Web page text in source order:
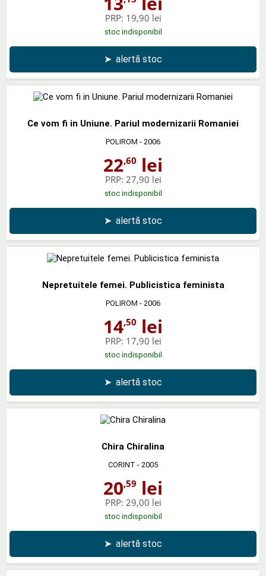
PRP: 19,90 lei
stoc indisponibil
➤ alertă stoc
Ce vom fi in Uniune. Pariul modernizarii Romaniei
POLIROM - 2006
22,60 lei
PRP: 27,90 lei
stoc indisponibil
➤ alertă stoc
Nepretuitele femei. Publicistica feminista
POLIROM - 2006
14,50 lei
PRP: 17,90 lei
stoc indisponibil
➤ alertă stoc
Chira Chiralina
CORINT - 2005
20,59 lei
PRP: 29,00 lei
stoc indisponibil
➤ alertă stoc